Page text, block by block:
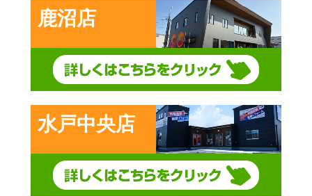
鹿沼店
水戸中央店